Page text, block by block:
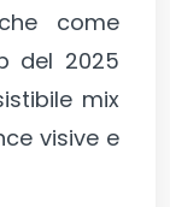
come
del 2025
mix
visive e